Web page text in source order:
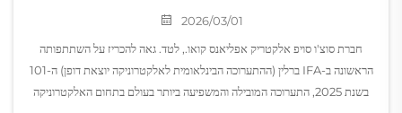
2026/03/01
חברת סוצ'ו סויפ אלקטריק אפליאנס קואו., לטד. גאה להכריז על השתתפותה
הראשונה ב-IFA ברלין (ההתערוכה הבינלאומית לאלקטרוניקה יוצאת דופן) ה-101
בשנת 2025, התערוכה המובילה והמשפיעה ביותר בעולם בתחום האלקטרוניקה